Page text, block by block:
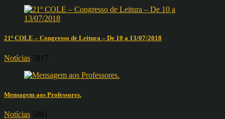
21º COLE – Congresso de Leitura – De 10 a 13/07/2018
Notícias 7817
Mensagem aos Professores.
Notícias 5881